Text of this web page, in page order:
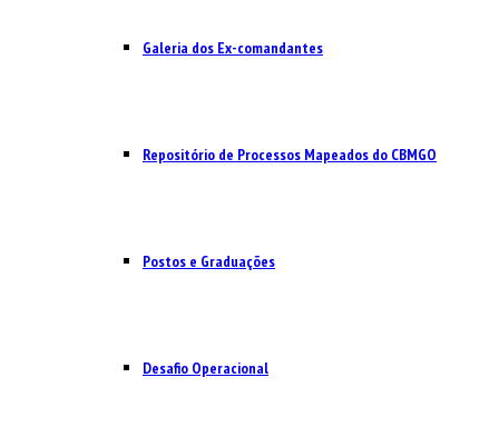
Galeria dos Ex-comandantes
Repositório de Processos Mapeados do CBMGO
Postos e Graduações
Desafio Operacional